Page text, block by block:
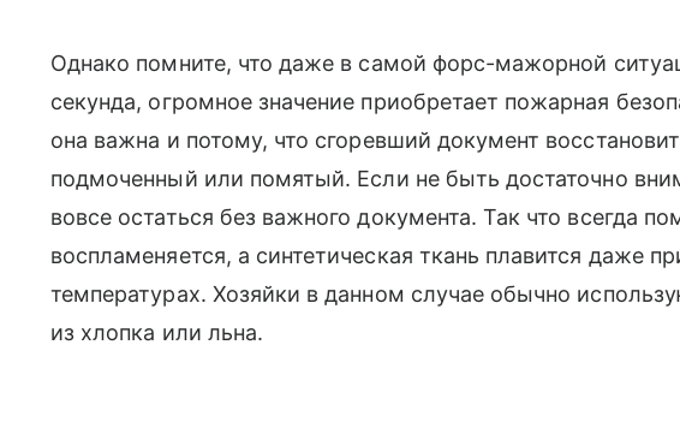
Однако помните, что даже в самой форс-мажорной
секунда, огромное значение приобретает пожарная
она важна и потому, что сгоревший документ
подмоченный или помятый. Если не быть достаточно
вовсе остаться без важного документа. Так что всегда
воспламеняется, а синтетическая ткань плавится даже
температурах. Хозяйки в данном случае обычно
из хлопка или льна.